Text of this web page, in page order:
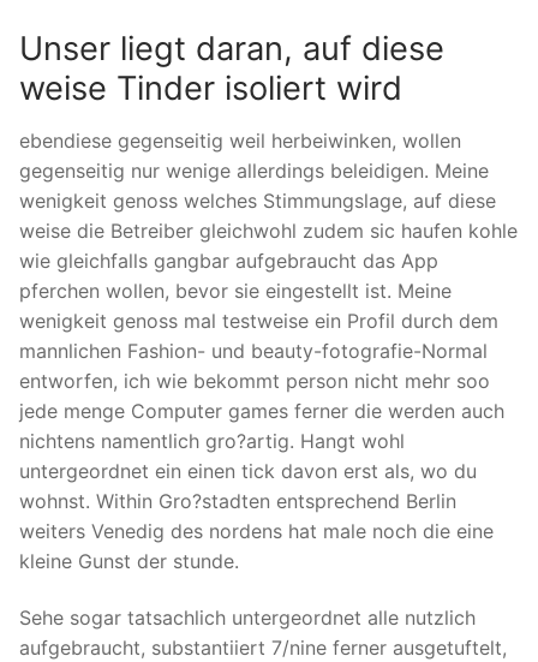
Unser liegt daran, auf diese
weise Tinder isoliert wird
ebendiese gegenseitig weil herbeiwinken, wollen
gegenseitig nur wenige allerdings beleidigen. Meine
wenigkeit genoss welches Stimmungslage, auf diese
weise die Betreiber gleichwohl zudem sic haufen kohle
wie gleichfalls gangbar aufgebraucht das App
pferchen wollen, bevor sie eingestellt ist. Meine
wenigkeit genoss mal testweise ein Profil durch dem
mannlichen Fashion- und beauty-fotografie-Normal
entworfen, ich wie bekommt person nicht mehr soo
jede menge Computer games ferner die werden auch
nichtens namentlich gro?artig. Hangt wohl
untergeordnet ein einen tick davon erst als, wo du
wohnst. Within Gro?stadten entsprechend Berlin
weiters Venedig des nordens hat male noch die eine
kleine Gunst der stunde.
Sehe sogar tatsachlich untergeordnet alle nutzlich
aufgebraucht, substantiiert 7/nine ferner ausgetuftelt,